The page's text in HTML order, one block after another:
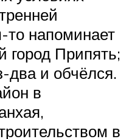
напоминает
город Припять;
два и обчёлся.
в
в